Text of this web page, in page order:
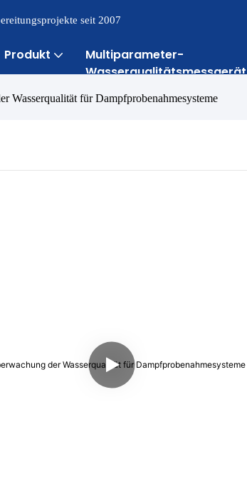
seit 2007
Produkt
Multiparameter-
Wasserqualitätsmessgerät
Wasserqualität für Dampfprobenahmesysteme